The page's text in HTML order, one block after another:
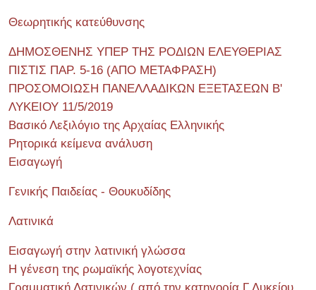
Θεωρητικής κατεύθυνσης
ΔΗΜΟΣΘΕΝΗΣ ΥΠΕΡ ΤΗΣ ΡΟΔΙΩΝ ΕΛΕΥΘΕΡΙΑΣ
ΠΙΣΤΙΣ ΠΑΡ. 5-16 (ΑΠΟ ΜΕΤΑΦΡΑΣΗ)
ΠΡΟΣΟΜΟΙΩΣΗ ΠΑΝΕΛΛΑΔΙΚΩΝ ΕΞΕΤΑΣΕΩΝ Β'
ΛΥΚΕΙΟΥ 11/5/2019
Βασικό Λεξιλόγιο της Αρχαίας Ελληνικής
Ρητορικά κείμενα ανάλυση
Εισαγωγή
Γενικής Παιδείας - Θουκυδίδης
Λατινικά
Εισαγωγή στην λατινική γλώσσα
Η γένεση της ρωμαϊκής λογοτεχνίας